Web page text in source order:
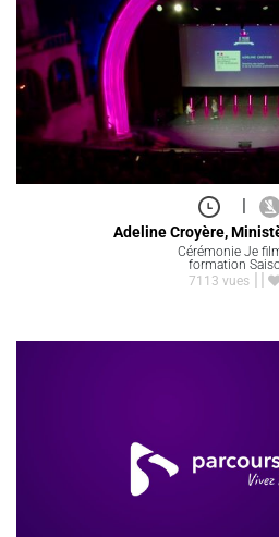
|
Adeline Croyère,
Cérémonie Je
formation
7113 vues